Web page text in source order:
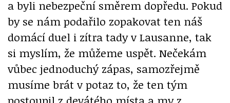
a byli nebezpeční směrem dopředu. Pokud
by se nám podařilo zopakovat ten náš
domácí duel i zítra tady v Lausanne, tak
si myslím, že můžeme uspět. Nečekám
vůbec jednoduchý zápas, samozřejmě
musíme brát v potaz to, že ten tým